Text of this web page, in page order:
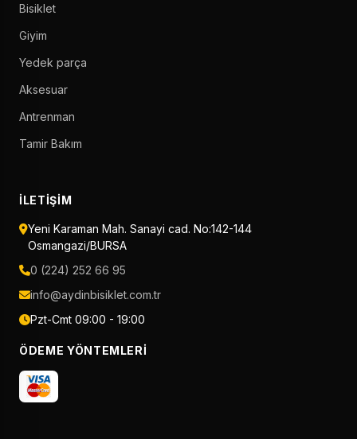
Bisiklet
Giyim
Yedek parça
Aksesuar
Antrenman
Tamir Bakım
İLETIŞIM
Yeni Karaman Mah. Sanayi cad. No:142-144
Osmangazi/BURSA
0 (224) 252 66 95
info@aydinbisiklet.com.tr
Pzt-Cmt 09:00 - 19:00
ÖDEME YÖNTEMLERI